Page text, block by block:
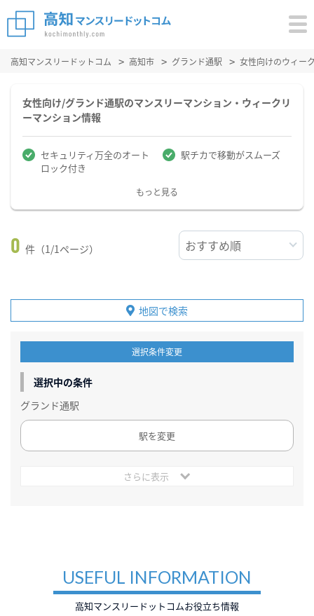
高知マンスリードットコム 高知市 グランド通駅 女性向けのウィー
女性向け/グランド通駅のマンスリーマンション・ウィークリ
ーマンション情報
セキュリティ万全のオート
ロック付き
駅チカで移動がスムーズ
もっと見る
0 件（1/1ページ）
地図で検索
選択条件変更
選択中の条件
グランド通駅
駅を変更
さらに表示
USEFUL INFORMATION
高知マンスリードットコムお役立ち情報